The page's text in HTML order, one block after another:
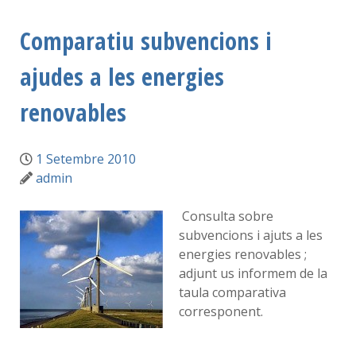
Comparatiu subvencions i
ajudes a les energies
renovables
1 Setembre 2010
admin
Consulta sobre
subvencions i ajuts a les
energies renovables ;
adjunt us informem de la
taula comparativa
corresponent.